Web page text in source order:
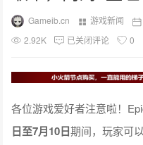
Gameib.cn 游戏新闻
2.92K
已关闭评论 0
各位游戏爱好者注意啦！
日至7月10日期间，玩家可